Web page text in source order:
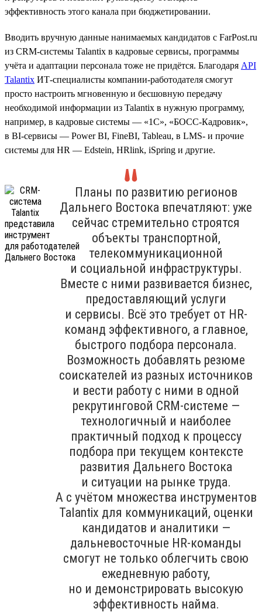
эффективность этого канала при бюджетировании.
Вводить вручную данные нанимаемых кандидатов с FarPost.ru
из CRM-системы Talantix в кадровые сервисы, программы
учёта и адаптации персонала тоже не придётся. Благодаря API
Talantix ИТ-специалисты компании-работодателя смогут
просто настроить мгновенную и бесшовную передачу
необходимой информации из Talantix в нужную программу,
например, в кадровые системы — «1С», «БОСС-Кадровик»,
в BI-сервисы — Power BI, FineBI, Tableau, в LMS- и прочие
системы для HR — Edstein, HRlink, iSpring и другие.
Планы по развитию регионов
Дальнего Востока впечатляют: уже
сейчас стремительно строятся
объекты транспортной,
телекоммуникационной
и социальной инфраструктуры.
Вместе с ними развивается бизнес,
предоставляющий услуги
и сервисы. Всё это требует от HR-
команд эффективного, а главное,
быстрого подбора персонала.
Возможность добавлять резюме
соискателей из разных источников
и вести работу с ними в одной
рекрутинговой CRM-системе —
технологичный и наиболее
практичный подход к процессу
подбора при текущем контексте
развития Дальнего Востока
и ситуации на рынке труда.
А с учётом множества инструментов
Talantix для коммуникаций, оценки
кандидатов и аналитики —
дальневосточные HR-команды
смогут не только облегчить свою
ежедневную работу,
но и демонстрировать высокую
эффективность найма.